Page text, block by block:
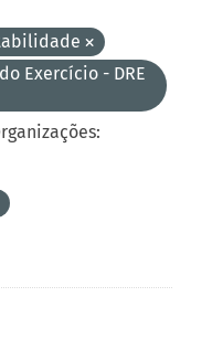
Exercício - DRE